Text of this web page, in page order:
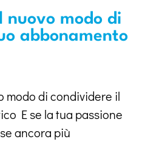
nuovo modo di
abbonamento
modo di condividere il
E se la tua passione
ancora più